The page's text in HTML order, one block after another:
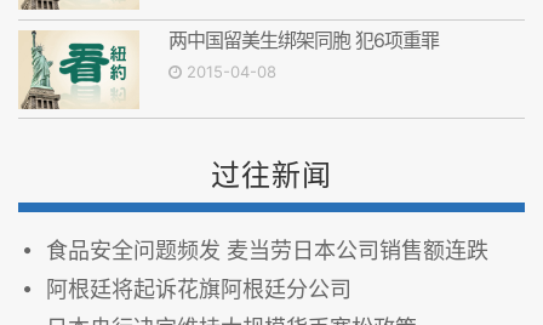
两中国留美生绑架同胞 犯6项重罪
2015-04-08
过往新闻
食品安全问题频发 麦当劳日本公司销售额连跌
阿根廷将起诉花旗阿根廷分公司